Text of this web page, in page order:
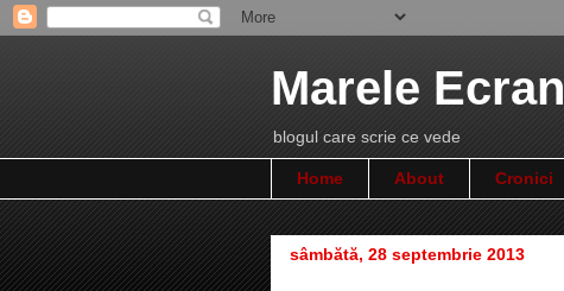
Marele Ecran
blogul care scrie ce vede
Home About Cronici
sâmbătă, 28 septembrie 2013